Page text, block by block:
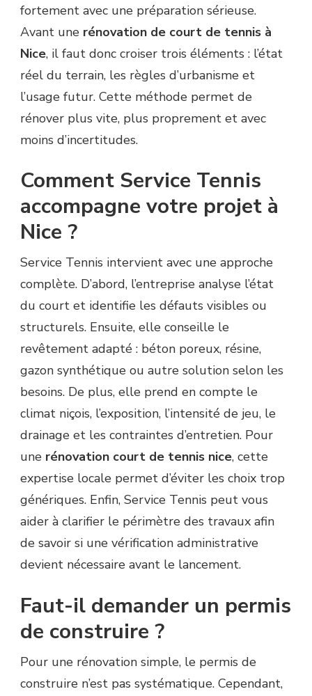
fortement avec une préparation sérieuse.
Avant une rénovation de court de tennis à
Nice, il faut donc croiser trois éléments : l’état
réel du terrain, les règles d’urbanisme et
l’usage futur. Cette méthode permet de
rénover plus vite, plus proprement et avec
moins d’incertitudes.
Comment Service Tennis
accompagne votre projet à
Nice ?
Service Tennis intervient avec une approche
complète. D’abord, l’entreprise analyse l’état
du court et identifie les défauts visibles ou
structurels. Ensuite, elle conseille le
revêtement adapté : béton poreux, résine,
gazon synthétique ou autre solution selon les
besoins. De plus, elle prend en compte le
climat niçois, l’exposition, l’intensité de jeu, le
drainage et les contraintes d’entretien. Pour
une rénovation court de tennis nice, cette
expertise locale permet d’éviter les choix trop
génériques. Enfin, Service Tennis peut vous
aider à clarifier le périmètre des travaux afin
de savoir si une vérification administrative
devient nécessaire avant le lancement.
Faut-il demander un permis
de construire ?
Pour une rénovation simple, le permis de
construire n’est pas systématique. Cependant,